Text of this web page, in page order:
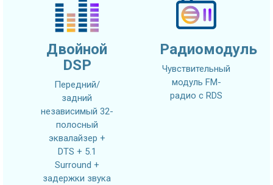
Двойной
DSP
Передний/
задний
независимый 32-
полосный
эквалайзер +
DTS + 5.1
Surround +
задержки звука
Радиомодуль
Чувствительный
модуль FM-
радио с RDS